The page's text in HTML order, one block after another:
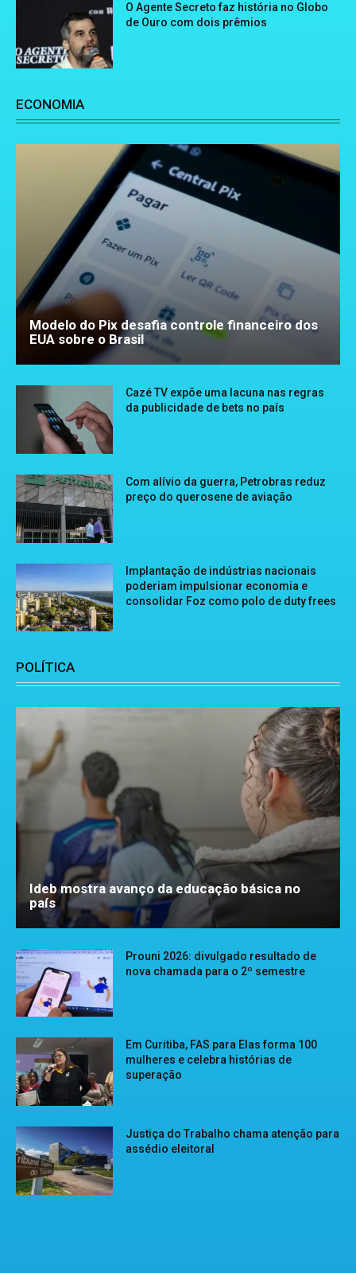
O Agente Secreto faz história no Globo
de Ouro com dois prêmios
ECONOMIA
Modelo do Pix desafia controle financeiro dos
EUA sobre o Brasil
Cazé TV expõe uma lacuna nas regras
da publicidade de bets no país
Com alívio da guerra, Petrobras reduz
preço do querosene de aviação
Implantação de indústrias nacionais
poderiam impulsionar economia e
consolidar Foz como polo de duty frees
POLÍTICA
Ideb mostra avanço da educação básica no
país
Prouni 2026: divulgado resultado de
nova chamada para o 2º semestre
Em Curitiba, FAS para Elas forma 100
mulheres e celebra histórias de
superação
Justiça do Trabalho chama atenção para
assédio eleitoral